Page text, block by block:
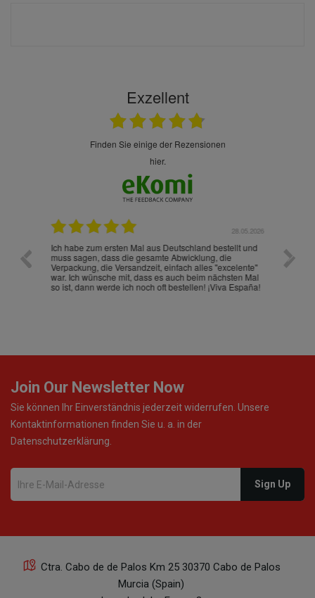
Exzellent
finden Sie einige der Rezensionen
hier.
28.05.2026
Ich habe zum ersten Mal aus Deutschland bestellt und
muss sagen, dass die gesamte Abwicklung, die
Verpackung, die Versandzeit, einfach alles "excelente"
war. Ich wünsche mit, dass es auch beim nächsten Mal
so ist, dann werde ich noch oft bestellen! ¡Viva España!
Die
gut
ist
Join Our Newsletter Now
Sie können Ihr Einverständnis jederzeit widerrufen. Unsere
Kontaktinformationen finden Sie u. a. in der
Datenschutzerklärung.
Ctra. Cabo de de Palos Km 25 30370 Cabo de Palos
Murcia (Spain)